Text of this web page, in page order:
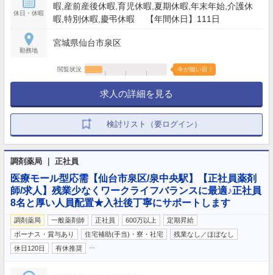
休日・休暇
暇,産前産後休暇,育児休暇,夏期休暇,年末年始,介護休
暇,特別休暇,慶弔休暇 【年間休日】111日
勤務地
宮城県仙台市泉区
閲覧状況 今が狙い目！
求人の詳細を見る
検討リスト（要ログイン）
調剤薬局 ｜ 正社員
医療モール型応需【仙台市泉区/泉中央駅】【正社員薬剤
師/求人】残業少なくワークライフバランスに最適♪正社員
8名と厚い人員配置★入社後丁寧にサポートします
調剤薬局 一般薬剤師 正社員 600万以上
定期昇給
ボーナス・賞与あり
住宅補助(手当)・寮・社宅
残業なし／ほぼなし
休日120日
有休推奨